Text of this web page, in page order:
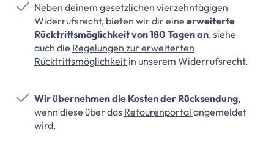
Neben deinem gesetzlichen vierzehntägigen
Widerrufsrecht, bieten wir dir eine erweiterte
Rücktrittsmöglichkeit von 180 Tagen an, siehe
auch die Regelungen zur erweiterten
Rücktrittsmöglichkeit in unserem Widerrufsrecht.
Wir übernehmen die Kosten der Rücksendung,
wenn diese über das Retourenportal angemeldet
wird.